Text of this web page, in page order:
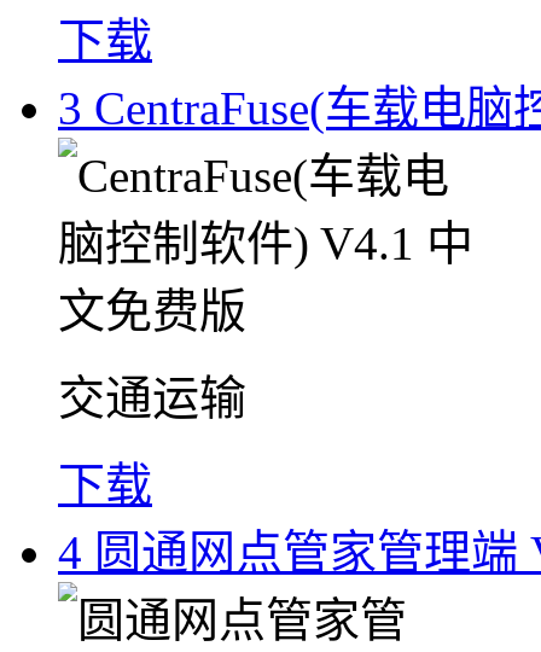
下载
3 CentraFuse(车载电
交通运输
下载
4 圆通网点管家管理端